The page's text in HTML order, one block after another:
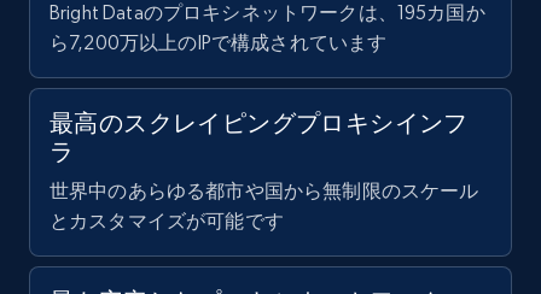
Bright Dataのプロキシネットワークは、195カ国か
ら7,200万以上のIPで構成されています
最高のスクレイピングプロキシインフ
ラ
世界中のあらゆる都市や国から無制限のスケール
とカスタマイズが可能です